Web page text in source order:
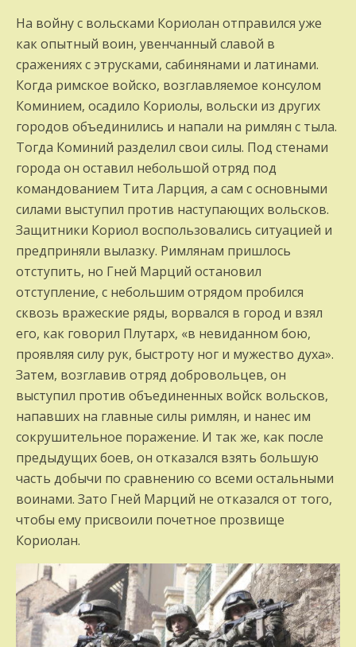
На войну с вольсками Кориолан отправился уже
как опытный воин, увенчанный славой в
сражениях с этрусками, сабинянами и латинами.
Когда римское войско, возглавляемое консулом
Коминием, осадило Кориолы, вольски из других
городов объединились и напали на римлян с тыла.
Тогда Коминий разделил свои силы. Под стенами
города он оставил небольшой отряд под
командованием Тита Ларция, а сам с основными
силами выступил против наступающих вольсков.
Защитники Кориол воспользовались ситуацией и
предприняли вылазку. Римлянам пришлось
отступить, но Гней Марций остановил
отступление, с небольшим отрядом пробился
сквозь вражеские ряды, ворвался в город и взял
его, как говорил Плутарх, «в невиданном бою,
проявляя силу рук, быстроту ног и мужество духа».
Затем, возглавив отряд добровольцев, он
выступил против объединенных войск вольсков,
напавших на главные силы римлян, и нанес им
сокрушительное поражение. И так же, как после
предыдущих боев, он отказался взять большую
часть добычи по сравнению со всеми остальными
воинами. Зато Гней Марций не отказался от того,
чтобы ему присвоили почетное прозвище
Кориолан.